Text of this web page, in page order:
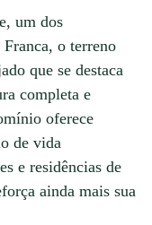
um dos
Franca, o terreno
que se destaca
completa e
oferece
de vida
e residências de
ainda mais sua